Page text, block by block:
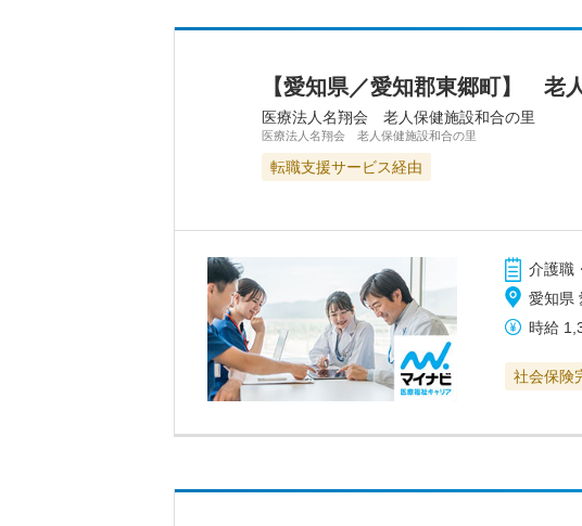
【愛知県／愛知郡東郷町】 老
医療法人名翔会 老人保健施設和合の里
医療法人名翔会 老人保健施設和合の里
転職支援サービス経由
介護職
愛知県
時給
社会保険